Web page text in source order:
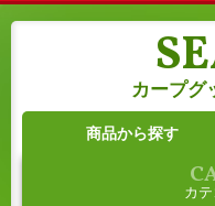
カープグ
商品から探す
カ